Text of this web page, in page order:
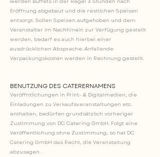
Eröffnung abgebaut und die restlichen Speisen
entsorgt. Sollen Speisen aufgehoben und dem
Veranstalter im Nachhinein zur Verfügung gestellt
werden, bedarf es auch hierbei einer
ausdrücklichen Absprache. Anfallende
Verpackungskosten werden in Rechnung gestellt.
BENUTZUNG DES CATERERNAMENS
Veröffntlichungen in Print- & Digitalmedien, die
Einladungen zu Verkaufsveranstaltungen etc.
enthalten, bedürfen grundsätzlich vorheriger
Zustimmung von DC Catering GmbH. Folgt eine
Veröffentlichung ohne Zustimmung, so hat DC
Catering GmbH das Recht, die Veranstaltung
abzusagen.